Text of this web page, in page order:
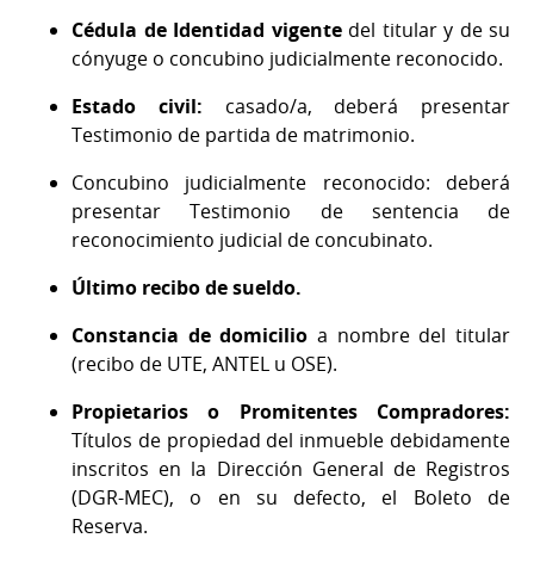
Cédula de Identidad vigentedel titular y de su
cónyuge o concubino judicialmente reconocido.
Estado civil: casado/a, deberá presentar
Testimonio de partida de matrimonio.
Concubino judicialmente reconocido: deberá
presentar Testimonio de sentencia de
reconocimiento judicial de concubinato.
Último recibo de sueldo.
Constancia de domicilio a nombre del titular
(recibo de UTE, ANTEL u OSE).
Propietarios o Promitentes Compradores:
Títulos de propiedad del inmueble debidamente
inscritos en la Dirección General de Registros
(DGR-MEC), o en su defecto, el Boleto de
Reserva.